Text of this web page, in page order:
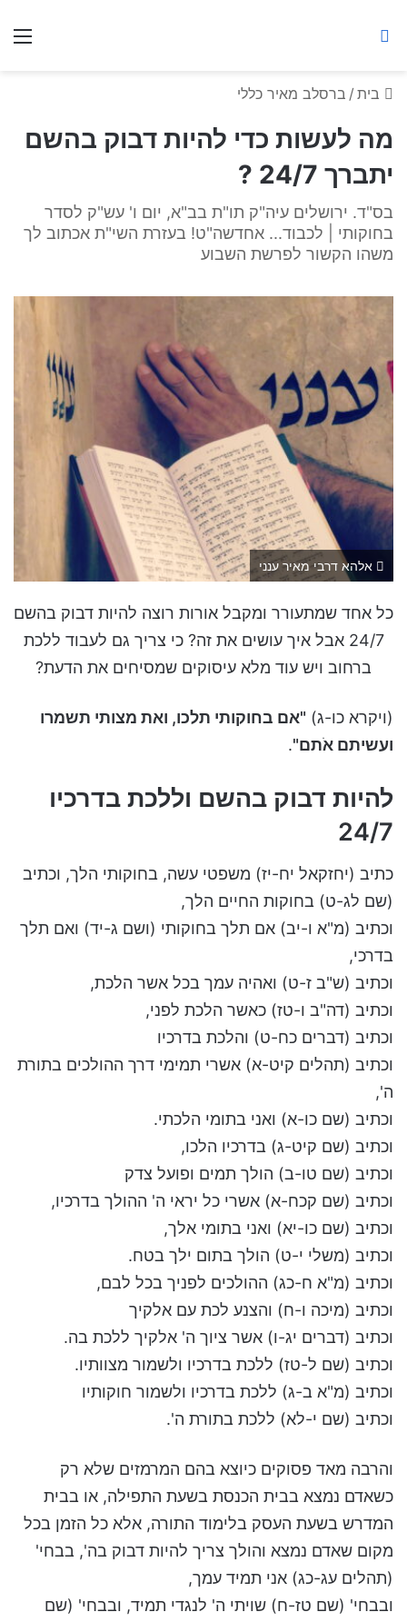
בית / ברסלב מאיר כללי
מה לעשות כדי להיות דבוק בהשם
יתברך 24/7 ?
בס"ד. ירושלים עיה"ק תו"ת בב"א, יום ו' עש"ק לסדר
בחוקותי | לכבוד... אחדשה"ט! בעזרת השי"ת אכתוב לך
משהו הקשור לפרשת השבוע
אלהא דרבי מאיר ענני
כל אחד שמתעורר ומקבל אורות רוצה להיות דבוק בהשם
24/7 אבל איך עושים את זה? כי צריך גם לעבוד ללכת
ברחוב ויש עוד מלא עיסוקים שמסיחים את הדעת?
(ויקרא כו-ג) "אם בחוקותי תלכו, ואת מצותי תשמרו
ועשיתם אֹתם".
להיות דבוק בהשם וללכת בדרכיו
24/7
כתיב (יחזקאל יח-יז) משפטי עשה, בחוקותי הלך, וכתיב
(שם לג-ט) בחוקות החיים הלך,
וכתיב (מ"א ו-יב) אם תלך בחוקותי (ושם ג-יד) ואם תלך
בדרכי,
וכתיב (ש"ב ז-ט) ואהיה עמך בכל אשר הלכת,
וכתיב (דה"ב ו-טז) כאשר הלכת לפני,
וכתיב (דברים כח-ט) והלכת בדרכיו
וכתיב (תהלים קיט-א) אשרי תמימי דרך ההולכים בתורת
ה',
וכתיב (שם כו-א) ואני בתומי הלכתי.
וכתיב (שם קיט-ג) בדרכיו הלכו,
וכתיב (שם טו-ב) הולך תמים ופועל צדק
וכתיב (שם קכח-א) אשרי כל יראי ה' ההולך בדרכיו,
וכתיב (שם כו-יא) ואני בתומי אלך,
וכתיב (משלי י-ט) הולך בתום ילך בטח.
וכתיב (מ"א ח-כג) ההולכים לפניך בכל לבם,
וכתיב (מיכה ו-ח) והצנע לכת עם אלקיך
וכתיב (דברים יג-ו) אשר ציוך ה' אלקיך ללכת בה.
וכתיב (שם ל-טז) ללכת בדרכיו ולשמור מצוותיו.
וכתיב (מ"א ב-ג) ללכת בדרכיו ולשמור חוקותיו
וכתיב (שם י-לא) ללכת בתורת ה'.
והרבה מאד פסוקים כיוצא בהם המרמזים שלא רק
כשאדם נמצא בבית הכנסת בשעת התפילה, או בבית
המדרש בשעת העסק בלימוד התורה, אלא כל הזמן בכל
מקום שאדם נמצא והולך צריך להיות דבוק בה', בבחי'
(תהלים עג-כג) אני תמיד עמך,
ובבחי' (שם טז-ח) שויתי ה' לנגדי תמיד, ובבחי' (שם